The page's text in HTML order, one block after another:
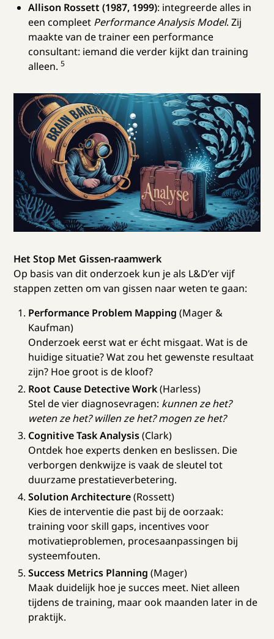
Allison Rossett (1987, 1999): integreerde alles in
een compleet Performance Analysis Model. Zij
maakte van de trainer een performance
consultant: iemand die verder kijkt dan training
alleen.5
Het Stop Met Gissen-raamwerk
Op basis van dit onderzoek kun je als L&D’er vijf
stappen zetten om van gissen naar weten te gaan:
Performance Problem Mapping (Mager &
Kaufman)
Onderzoek eerst wat er écht misgaat. Wat is de
huidige situatie? Wat zou het gewenste resultaat
zijn? Hoe groot is de kloof?
Root Cause Detective Work(Harless)
Stel de vier diagnosevragen: kunnen ze het?
weten ze het? willen ze het? mogen ze het?
Cognitive Task Analysis(Clark)
Ontdek hoe experts denken en beslissen. Die
verborgen denkwijze is vaak de sleutel tot
duurzame prestatieverbetering.
Solution Architecture(Rossett)
Kies de interventie die past bij de oorzaak:
training voor skill gaps, incentives voor
motivatieproblemen, procesaanpassingen bij
systeemfouten.
Success Metrics Planning (Mager)
Maak duidelijk hoe je succes meet. Niet alleen
tijdens de training, maar ook maanden later in de
praktijk.